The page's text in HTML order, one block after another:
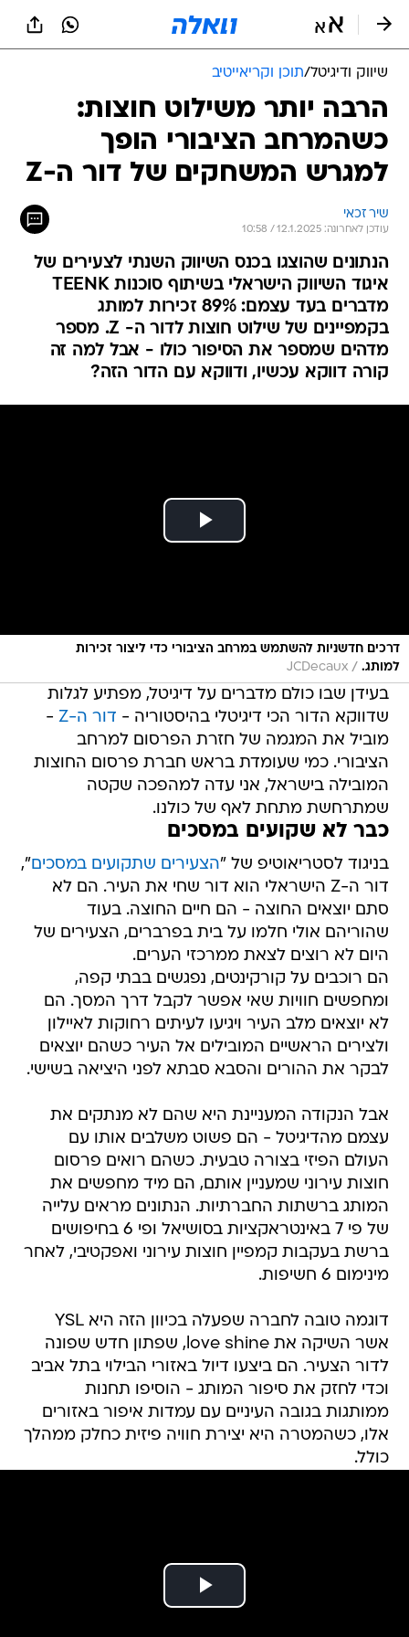
שיווק ודיגיטל/תוכן וקריאייטיב
הרבה יותר משילוט חוצות:
כשהמרחב הציבורי הופך
למגרש המשחקים של דור ה-Z
שיר זכאי
עודכן לאחרונה: 12.1.2025 / 10:58
הנתונים שהוצגו בכנס השיווק השנתי לצעירים של
איגוד השיווק הישראלי בשיתוף סוכנות TEENK
מדברים בעד עצמם: 89% זכירות למותג
בקמפיינים של שילוט חוצות לדור ה- Z. מספר
מדהים שמספר את הסיפור כולו - אבל למה זה
קורה דווקא עכשיו, ודווקא עם הדור הזה?
דרכים חדשניות להשתמש במרחב הציבורי כדי ליצור זכירות
למותג. /
JCDecaux
בעידן שבו כולם מדברים על דיגיטל, מפתיע לגלות
שדווקא הדור הכי דיגיטלי בהיסטוריה - דור ה-Z
-
מוביל את המגמה של חזרת הפרסום למרחב
הציבורי. כמי שעומדת בראש חברת פרסום החוצות
המובילה בישראל, אני עדה למהפכה שקטה
שמתרחשת מתחת לאף של כולנו.
כבר לא שקועים במסכים
בניגוד לסטריאוטיפ של "הצעירים שתקועים במסכים",
דור ה-Z הישראלי הוא דור שחי את העיר. הם לא
סתם יוצאים החוצה - הם חיים החוצה. בעוד
שהוריהם אולי חלמו על בית בפרברים, הצעירים של
היום לא רוצים לצאת ממרכזי הערים.
הם רוכבים על קורקינטים, נפגשים בבתי קפה,
ומחפשים חוויות שאי אפשר לקבל דרך המסך. הם
לא יוצאים מלב העיר ויגיעו לעיתים רחוקות לאיילון
ולצירים הראשיים המובילים אל העיר כשהם יוצאים
לבקר את ההורים והסבא סבתא לפני היציאה בשישי.
אבל הנקודה המעניינת היא שהם לא מנתקים את
עצמם מהדיגיטל - הם פשוט משלבים אותו עם
העולם הפיזי בצורה טבעית. כשהם רואים פרסום
חוצות עירוני שמעניין אותם, הם מיד מחפשים את
המותג ברשתות החברתיות. הנתונים מראים עלייה
של פי 7 באינטראקציות בסושיאל ופי 6 בחיפושים
ברשת בעקבות קמפיין חוצות עירוני ואפקטיבי, לאחר
מינימום 6 חשיפות.
דוגמה טובה לחברה שפעלה בכיוון הזה היא YSL
אשר השיקה את love shine, שפתון חדש שפונה
לדור הצעיר. הם ביצעו דיול באזורי הבילוי בתל אביב
וכדי לחזק את סיפור המותג - הוסיפו תחנות
ממותגות בגובה העיניים עם עמדות איפור באזורים
אלו, כשהמטרה היא יצירת חוויה פיזית כחלק ממהלך
כולל.